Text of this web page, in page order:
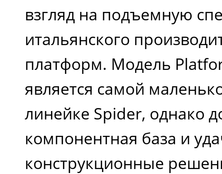
взгляд на подъемную
итальянского
платформ. Модель
является самой
линейке Spider, однако
компонентная база и
конструкционные